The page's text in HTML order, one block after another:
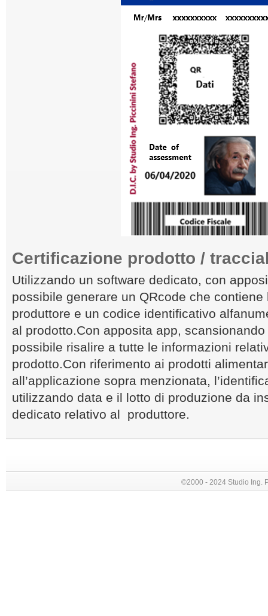
Certificazione prodotto /
Utilizzando un software dedicato, con
possibile generare un QRcode che contiene
produttore e un codice identificativo
al prodotto.Con apposita app,
possibile risalire a tutte le informazioni
prodotto.Con riferimento ai prodotti
all’applicazione sopra menzionata,
utilizzando data e il lotto di produzione da
dedicato relativo al produttore.
©2000 - 2024 Studio Ing.